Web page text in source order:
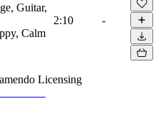
Guitar,
Calm
2:10 -
Licensing